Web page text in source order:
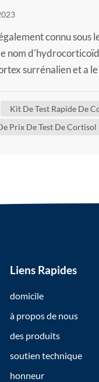
connu
nom
surrénalien et a
Kit De Test Rapide De
Prix De Test De Cortisol
Liens Rapides
domicile
à propos de nous
des produits
soutien technique
honneur